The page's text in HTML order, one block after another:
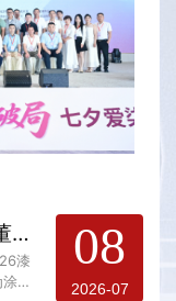
敢瞰无界 数智破局 | 晨光集团董事长缪国元出席 2026 漆彩中国智荟家峰会，荣膺时代风采人物称号！
漆
料
08
2026-07